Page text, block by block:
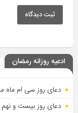
ثبت دیدگاه
ادعیه روزانه رمضان
دعای روز سی ام ماه
دعای روز بیست و